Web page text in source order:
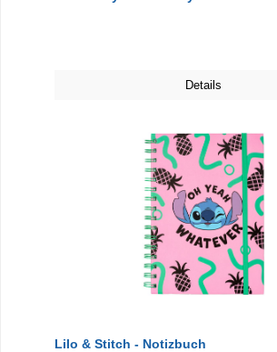
Details
Lilo & Stitch - Notizbuch